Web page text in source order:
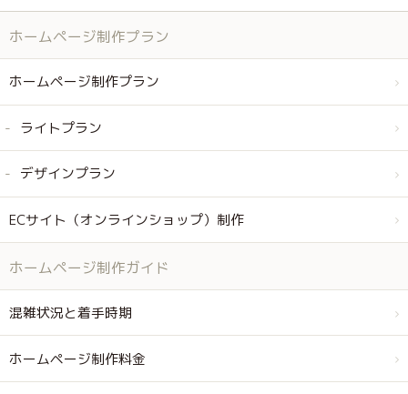
ホームページ制作プラン
ホームページ制作プラン
ライトプラン
デザインプラン
ECサイト（オンラインショップ）制作
ホームページ制作ガイド
混雑状況と着手時期
ホームページ制作料金